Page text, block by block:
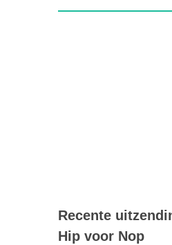
Recente
Hip voor Nop